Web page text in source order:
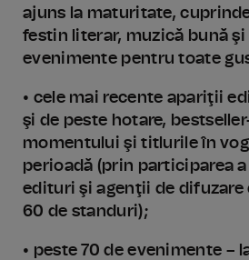
ajuns la maturitate,
festin literar, muzică bună
evenimente pentru toate
• cele mai recente apariţii
şi de peste hotare,
momentului şi titlurile în
perioadă (prin participarea a
edituri şi agenţii de difuzare
60 de standuri);
• peste 70 de evenimente –